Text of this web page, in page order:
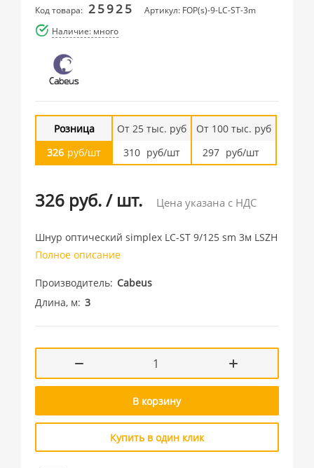
Код товара: 25925
Артикул: FOP(s)-9-LC-ST-3m
Наличие: много
Розница
326 руб/шт
От 25 тыс. руб
310 руб/шт
От 100 тыс. руб
297 руб/шт
326 руб./ шт. Цена указана с НДС
Шнур оптический simplex LC-ST 9/125 sm 3м LSZH
Полное описание
Производитель Cabeus
Длина, м 3
В корзину
Купить в один клик